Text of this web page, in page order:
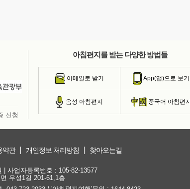
신청
아침편지를 받는 다양한 방법들
이메일로 받기 App(앱)으로 보기
음성 아침편지 중국어 아침편지
약관 개인정보 처리방침 찾아오는길
사업자등록번호 : 105-82-13577
우성1길 201-61,1층